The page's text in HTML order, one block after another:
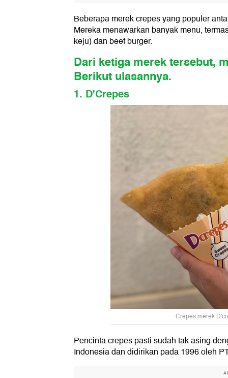
Beberapa merek crepes yang populer
Mereka menawarkan banyak menu,
keju) dan beef burger.
Dari ketiga merek tersebut,
Berikut ulasannya.
1. D'Crepes
Crepes merek
Pencinta crepes pasti sudah tak asing
Indonesia dan didirikan pada 1996 oleh